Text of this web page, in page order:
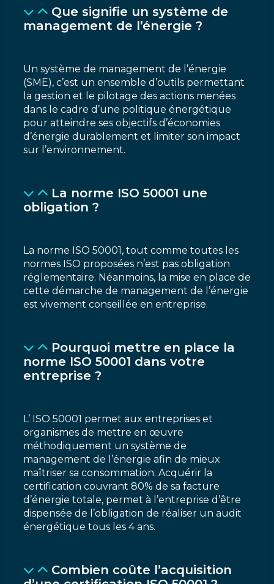
Que signifie un système de
management de l’énergie ?
Un système de management de l’énergie
(SME), c’est un ensemble d’outils permettant
la gestion et le pilotage des actions menées
dans le cadre d’une politique énergétique
pour atteindre ses objectifs d’économies
d’énergie durablement et limiter son impact
sur l’environnement.
La norme ISO 50001 une
obligation ?
La norme ISO 50001, tout comme toutes les
normes ISO proposées n’est pas obligation
réglementaire. Néanmoins, la mise en place de
cette démarche de management de l’énergie
est vivement conseillée en entreprise.
Pourquoi mettre en place la
norme ISO 50001 dans votre
entreprise ?
L’ ISO 50001 permet aux entreprises et
organismes de mettre en œuvre
méthodiquement un système de
management de l’énergie afin de mieux
maîtriser sa consommation. Acquérir la
certification couvrant 80% de sa facture
d’énergie totale, permet à l’entreprise d’être
dispensée de l’obligation de réaliser un audit
énergétique tous les 4 ans.
Combien coûte l’acquisition